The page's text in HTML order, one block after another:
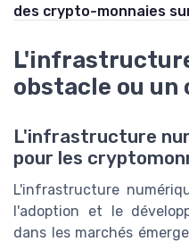
des crypto-monnaies
obstacle ou un
L'infrastructure
pour les
L'infrastructure
l'adoption et le
dans les marchés